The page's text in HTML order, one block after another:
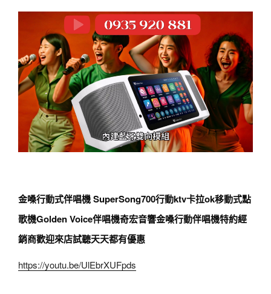
金嗓行動式伴唱機 SuperSong700行動ktv卡拉ok移動式點
歌機Golden Voice伴唱機奇宏音響金嗓行動伴唱機特約經
銷商歡迎來店試聽天天都有優惠
https://youtu.be/UlEbrXUFpds